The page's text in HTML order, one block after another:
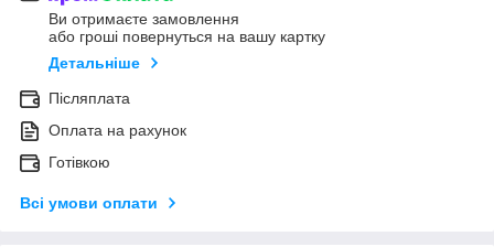
Ви отримаєте замовлення
або гроші повернуться на вашу картку
Детальніше
Післяплата
Оплата на рахунок
Готівкою
Всі умови оплати